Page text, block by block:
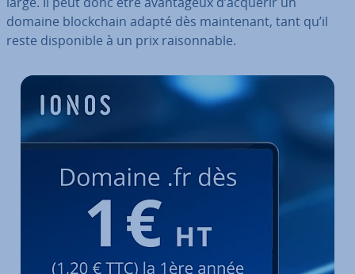
domaine blo­ck­chain adapté dès main­te­nant, tant qu’il
reste dis­po­nible à un prix rai­son­nable.